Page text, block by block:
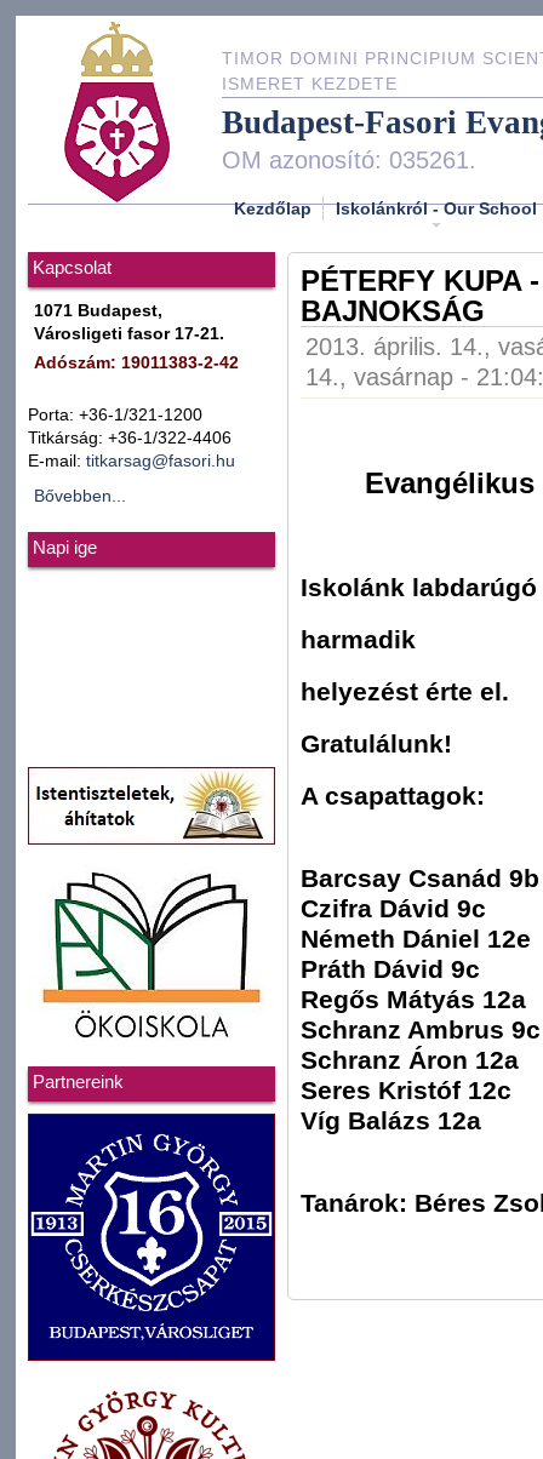
TIMOR DOMINI PRINCIPIUM
ISMERET KEZDETE
Budapest-Fasori
OM azonosító: 035261.
Kezdőlap Iskolánkról - Our School
Kapcsolat
1071 Budapest,
Városligeti fasor 17-21.
Adószám: 19011383-2-42
Porta: +36-1/321-1200
Titkárság: +36-1/322-4406
E-mail: titkarsag@fasori.hu
Bővebben...
Napi ige
Partnereink
PÉTERFY KUPA
BAJNOKSÁG
2013. április. 14.,
14., vasárnap -
Iskolánk
harmadik
helyezést érte el.
Gratulálunk!
A csapattagok:
Barcsay Csanád 9b
Czifra Dávid 9c
Németh Dániel 12e
Práth Dávid 9c
Regős Mátyás 12a
Schranz Ambrus 9c
Schranz Áron 12a
Seres Kristóf 12c
Víg Balázs 12a
Tanárok: Béres